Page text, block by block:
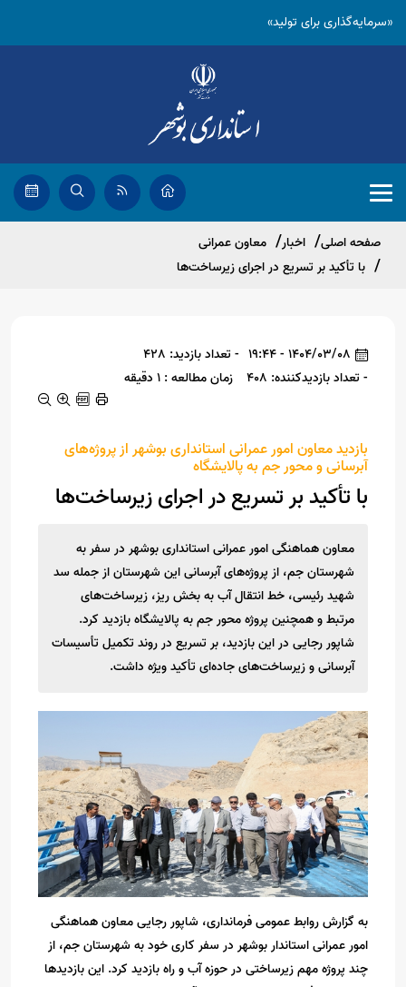
«سرمایه‌گذاری برای تولید»
صفحه اصلی اخبار
معاون عمرانی
با تأکید بر تسریع در اجرای زیرساخت‌ها
1404/03/08 - 19:44
- تعداد بازدید: 428
- تعداد بازدیدکننده: 408
زمان مطالعه : 1 دقیقه
بازدید معاون امور عمرانی استانداری بوشهر از پروژه‌های
آبرسانی و محور جم به پالایشگاه
با تأکید بر تسریع در اجرای زیرساخت‌ها
معاون هماهنگی امور عمرانی استانداری بوشهر در سفر به
شهرستان جم، از پروژه‌های آبرسانی این شهرستان از جمله سد
شهید رئیسی، خط انتقال آب به بخش ریز، زیرساخت‌های
مرتبط و همچنین پروژه محور جم به پالایشگاه بازدید کرد.
شاپور رجایی در این بازدید، بر تسریع در روند تکمیل تأسیسات
آبرسانی و زیرساخت‌های جاده‌ای تأکید ویژه داشت.
به گزارش روابط عمومی فرمانداری، شاپور رجایی معاون هماهنگی
امور عمرانی استاندار بوشهر در سفر کاری خود به شهرستان جم، از
چند پروژه مهم زیرساختی در حوزه آب و راه بازدید کرد. این بازدیدها